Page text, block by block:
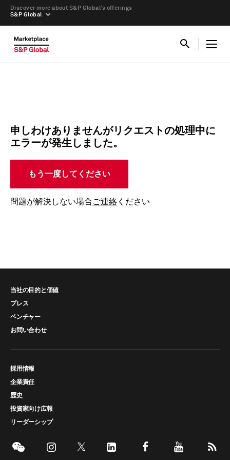
S&P Global
Discover more about S&P Global’s offerings
申しわけありませんがリクエストの処理中に
エラーが発生しました。
もう一度してください
問題が解決しない場合ご連絡 ください
当社の目的と価値
プレス
ベンチャー
お問い合わせ
採用情報
企業責任
歴史
投資家向け広報
リーダーシップ